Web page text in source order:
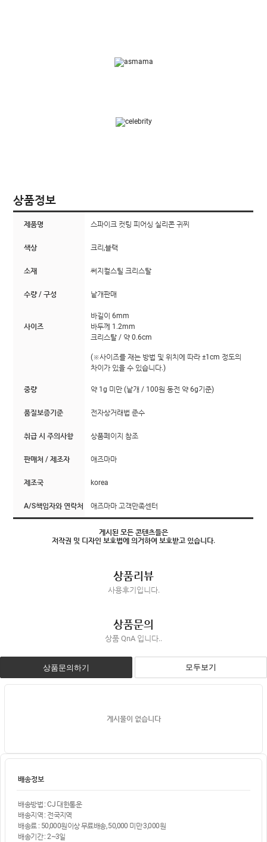
상품정보
제품명 스파이크 컷팅 피어싱 실리콘 귀찌
색상 크리,블랙
소재 써지컬스틸 크리스탈
수량 / 구성 낱개판매
사이즈
바길이 6mm
바두께 1.2mm
크리스탈 / 약 0.6cm
(※사이즈를 재는 방법 및 위치에 따라 ±1cm 정도의
차이가 있을 수 있습니다.)
중량 약 1g 미만 (낱개 / 100원 동전 약 6g기준)
품질보증기준 전자상거래법 준수
취급 시 주의사항 상품페이지 참조
판매처 / 제조자 애즈마마
제조국 korea
A/S책임자와 연락처 애즈마마 고객만족센터
게시된 모든 콘텐츠들은
저작권 및 디자인 보호법에 의거하여 보호받고 있습니다.
상품리뷰
사용후기입니다.
상품문의
상품 QnA 입니다..
상품문의하기 모두보기
게시물이 없습니다
배송정보
배송방법 : CJ 대한통운
배송지역 : 전국지역
배송료 : 50,000원이상 무료배송, 50,000 미만 3,000원
배송기간 : 2~3일